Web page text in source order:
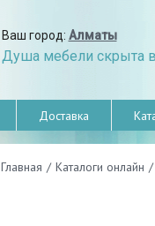
Ваш город: Алматы
Душа мебели скрыта в
Доставка
Главная / Каталоги онлайн /